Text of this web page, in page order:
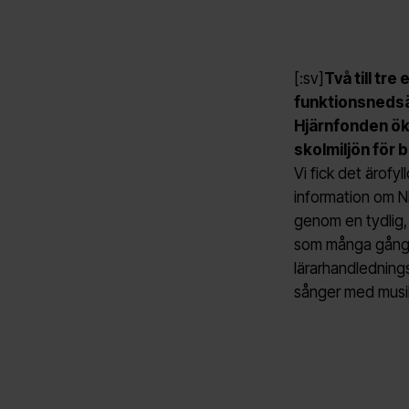
[:sv] Två till tre
Hjärnfonden
skolmiljön för
Vi fick det
information om
genom en
som många
sånger med